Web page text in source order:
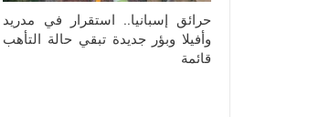
حرائق إسبانيا.. استقرار في مدريد
وأفيلا وبؤر جديدة تبقي حالة التأهب
قائمة